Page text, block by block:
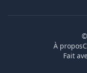
À propos
Fait